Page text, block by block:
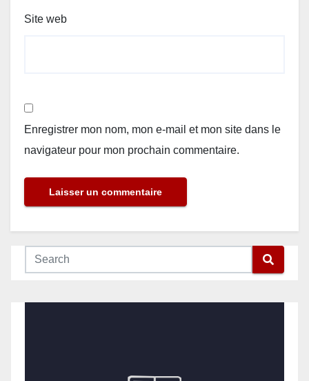
Site web
Enregistrer mon nom, mon e-mail et mon site dans le
navigateur pour mon prochain commentaire.